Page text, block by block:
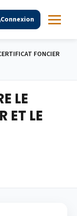
Connexion
FONCIER
LE
ET LE